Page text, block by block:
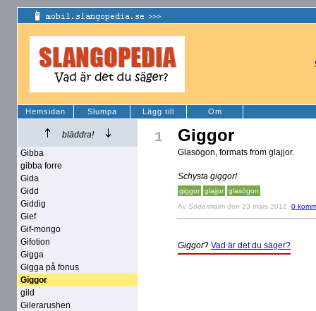
Hemsidan Slumpa Lägg till Om
bläddra!
Gibba
gibba forre
Gida
Gidd
Giddig
Gief
Gif-mongo
Gifotion
Gigga
Gigga på fonus
Giggor
gild
Gilerarushen
1 Giggor
Glasögon, formats from glajjor.
Schysta giggor!
giggor glajjor glasögon
Av Södermalm den 23 mars 2012 0
Giggor? Vad är det du säger?